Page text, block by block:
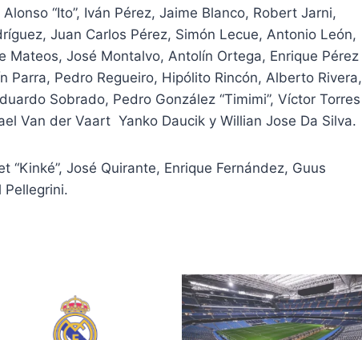
“Ito”, Iván Pérez, Jaime Blanco, Robert Jarni,
Juan Carlos Pérez, Simón Lecue, Antonio León,
Mateos, José Montalvo, Antolín Ortega, Enrique Pérez
Parra, Pedro Regueiro, Hipólito Rincón, Alberto Rivera,
Sobrado, Pedro González “Timimi”, Víctor Torres
Van der Vaart Yanko Daucik y Willian Jose Da Silva.
“Kinké”, José Quirante, Enrique Fernández, Guus
Pellegrini.